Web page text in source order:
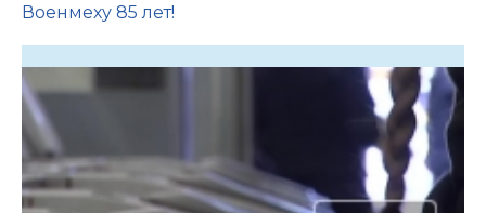
Военмеху 85 лет!